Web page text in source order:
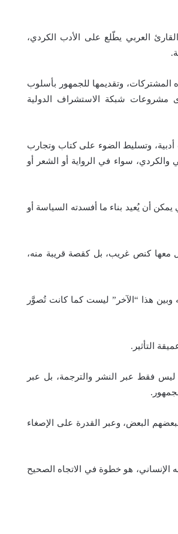
العربي يطّلع على الأدب الكردي،
المشتركات، وتقديمها للجمهور بأسلوب
شبكة الاستشراف الدولية
وتسليط الضوء على كتاب وتجارب
والكردي، سواء في الرواية أو الشعر أو
أن يُعيد بناء ما أفسدته السياسة أو
معها كنص غريب، بل كقصة قريبة منه،
هذا “الآخر” ليست كما كانت تُصوَّر
التأثير.
ليس فقط عبر النشر والترجمة، بل عبر
البعض، وعبر القدرة على الإصغاء
الإنساني، هو خطوة في الاتجاه الصحيح